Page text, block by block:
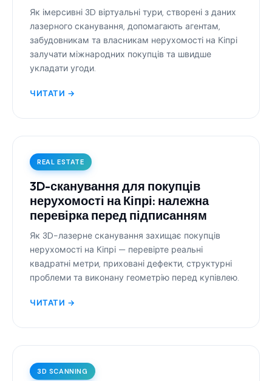
Як імерсивні 3D віртуальні тури, створені з даних
лазерного сканування, допомагають агентам,
забудовникам та власникам нерухомості на Кіпрі
залучати міжнародних покупців та швидше
укладати угоди.
ЧИТАТИ →
REAL ESTATE
3D-сканування для покупців
нерухомості на Кіпрі: належна
перевірка перед підписанням
Як 3D-лазерне сканування захищає покупців
нерухомості на Кіпрі — перевірте реальні
квадратні метри, приховані дефекти, структурні
проблеми та виконану геометрію перед купівлею.
ЧИТАТИ →
3D SCANNING